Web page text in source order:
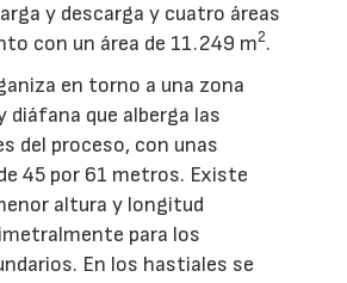
y descarga y cuatro áreas
con un área de 11.249 m2.
en torno a una zona
diáfana que alberga las
del proceso, con unas
45 por 61 metros. Existe
altura y longitud
para los
En los hastiales se